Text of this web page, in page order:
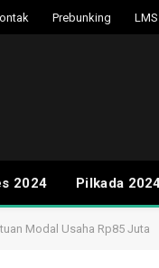
Prebunking LMS
2024 Pilkada
Modal Usaha Rp85 Juta